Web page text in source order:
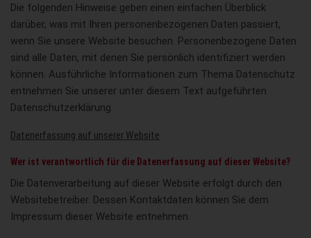
Die folgenden Hinweise geben einen einfachen Überblick
darüber, was mit Ihren personenbezogenen Daten passiert,
wenn Sie unsere Website besuchen. Personenbezogene Daten
sind alle Daten, mit denen Sie persönlich identifiziert werden
können. Ausführliche Informationen zum Thema Datenschutz
entnehmen Sie unserer unter diesem Text aufgeführten
Datenschutzerklärung.
Datenerfassung auf unserer Website
Wer ist verantwortlich für die Datenerfassung auf dieser Website?
Die Datenverarbeitung auf dieser Website erfolgt durch den
Websitebetreiber. Dessen Kontaktdaten können Sie dem
Impressum dieser Website entnehmen.